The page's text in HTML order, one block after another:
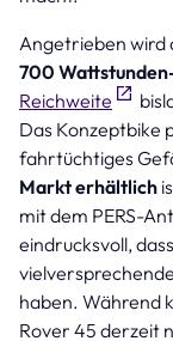
Angetrieben wird
700
Reichweite
Das Konzeptbike
fahrtüchtiges
Markt erhältlich
mit dem PERS-
eindrucksvoll,
haben. Während
Rover 45 derzeit